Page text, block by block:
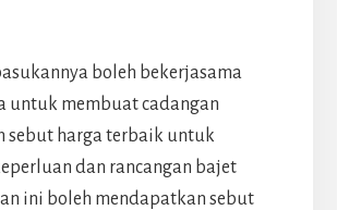
boleh bekerjasama
untuk membuat cadangan
sebut harga terbaik untuk
dan rancangan bajet
ini boleh mendapatkan sebut